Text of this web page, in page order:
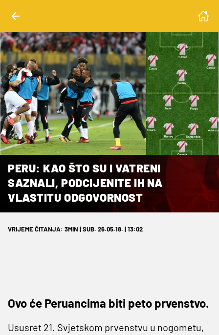
PERU: KAO ŠTO SU I VATRENI
SAZNALI, PODCIJENITE IH NA
VLASTITU ODGOVORNOST
VRIJEME ČITANJA: 3MIN | SUB. 26.05.18. | 13:02
Ovo će Peruancima biti peto prvenstvo.
Ususret 21. Svjetskom prvenstvu u nogometu,